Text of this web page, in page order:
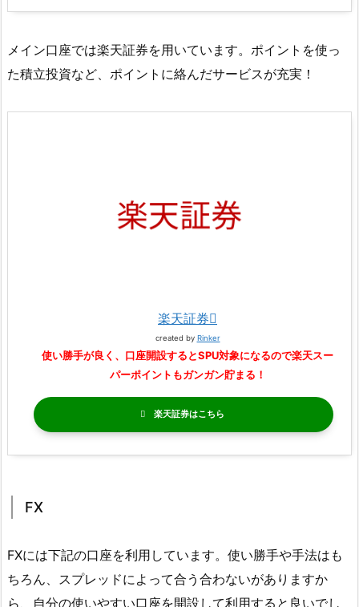
メイン口座では楽天証券を用いています。ポイントを使っ
た積立投資など、ポイントに絡んだサービスが充実！
楽天証券
created by Rinker
使い勝手が良く、口座開設するとSPU対象になるので楽天スー
パーポイントもガンガン貯まる！
楽天証券
FX
FXには下記の口座を利用しています。使い勝手や手法はも
ちろん、スプレッドによって合う合わないがありますか
ら、自分の使いやすい口座を開設して利用すると良いでし